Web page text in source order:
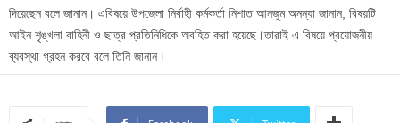
দিয়েছেন বলে জানান। এবিষয়ে উপজেলা নির্বাহী কর্মকর্তা নিশাত আনজুম অনন্যা জানান, বিষয়টি
আইন শৃঙ্খলা বাহিনী ও ছাত্র প্রতিনিধিকে অবহিত করা হয়েছে।তারাই এ বিষয়ে প্রয়োজনীয়
ব্যবস্থা গ্রহন করবে বলে তিনি জানান।